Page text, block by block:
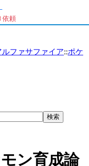
依頼